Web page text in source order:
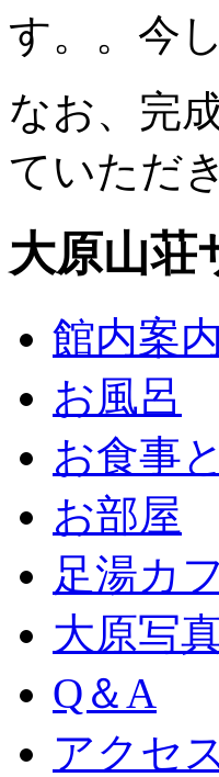
す。。今
なお、完
ていただ
大原山荘
館内案内
お風呂
お食事
お部屋
足湯カ
大原写
Q＆A
アクセ